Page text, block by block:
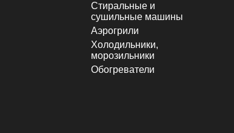
Стиральные и
сушильные машины
Аэрогрили
Холодильники,
морозильники
Обогреватели